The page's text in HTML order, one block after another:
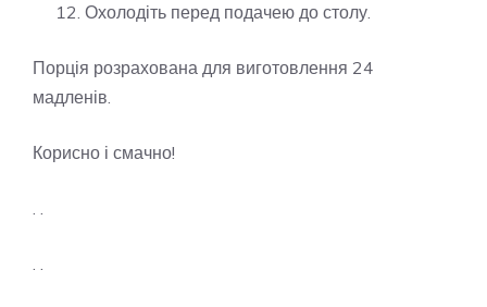
Охолодіть перед подачею до столу.
Порція розрахована для виготовлення 24
мадленів.
Корисно і смачно!
. .
. .